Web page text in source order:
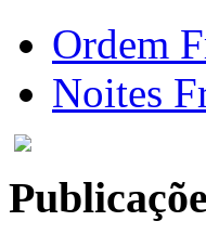
Ordem
Noites